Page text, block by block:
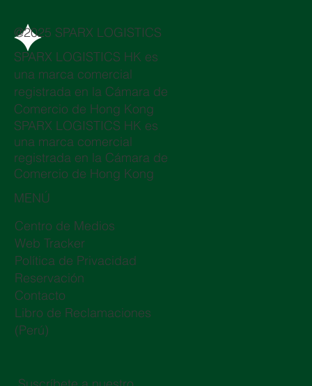
@2025 SPARX LOGISTICS
SPARX LOGISTICS HK es
una marca comercial
registrada en la Cámara de
Comercio de Hong Kong
SPARX LOGISTICS HK es
una marca comercial
registrada en la Cámara de
Comercio de Hong Kong
MENÚ
Centro de Medios
Web Tracker
Política de Privacidad
Reservación
Contacto
Libro de Reclamaciones
(Perú)